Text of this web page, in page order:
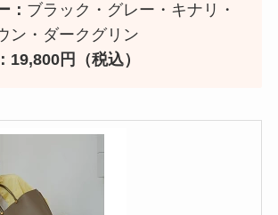
： ブラック・グレー・キナリ・
ン・ダークグリン
19,800円（税込）